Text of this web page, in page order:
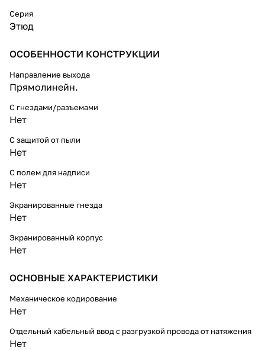
Серия
Этюд
ОСОБЕННОСТИ КОНСТРУКЦИИ
Направление выхода
Прямолинейн.
С гнездами/разъемами
Нет
С защитой от пыли
Нет
С полем для надписи
Нет
Экранированные гнезда
Нет
Экранированный корпус
Нет
ОСНОВНЫЕ ХАРАКТЕРИСТИКИ
Механическое кодирование
Нет
Отдельный кабельный ввод с разгрузкой провода от натяжения
Нет